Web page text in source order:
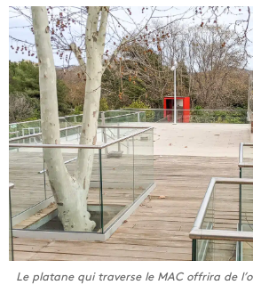
Le platane qui traverse le MAC offrira de